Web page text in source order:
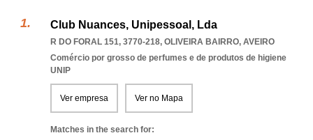
Club Nuances, Unipessoal, Lda
R DO FORAL 151, 3770-218, OLIVEIRA BAIRRO, AVEIRO
Comércio por grosso de perfumes e de produtos de higiene
UNIP
Ver empresa Ver no Mapa
Matches in the search for: